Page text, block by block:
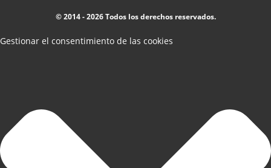
© 2014 - 2026 Todos los derechos reservados.
Gestionar el consentimiento de las cookies